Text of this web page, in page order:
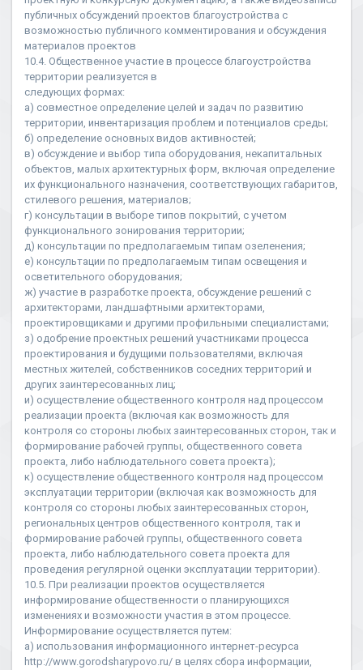
публичных обсуждений проектов благоустройства с
возможностью публичного комментирования и обсуждения
материалов проектов
10.4. Общественное участие в процессе благоустройства
территории реализуется в
следующих формах:
а) совместное определение целей и задач по развитию
территории, инвентаризация проблем и потенциалов среды;
б) определение основных видов активностей;
в) обсуждение и выбор типа оборудования, некапитальных
объектов, малых архитектурных форм, включая определение
их функционального назначения, соответствующих габаритов,
стилевого решения, материалов;
г) консультации в выборе типов покрытий, с учетом
функционального зонирования территории;
д) консультации по предполагаемым типам озеленения;
е) консультации по предполагаемым типам освещения и
осветительного оборудования;
ж) участие в разработке проекта, обсуждение решений с
архитекторами, ландшафтными архитекторами,
проектировщиками и другими профильными специалистами;
з) одобрение проектных решений участниками процесса
проектирования и будущими пользователями, включая
местных жителей, собственников соседних территорий и
других заинтересованных лиц;
и) осуществление общественного контроля над процессом
реализации проекта (включая как возможность для
контроля со стороны любых заинтересованных сторон, так и
формирование рабочей группы, общественного совета
проекта, либо наблюдательного совета проекта);
к) осуществление общественного контроля над процессом
эксплуатации территории (включая как возможность для
контроля со стороны любых заинтересованных сторон,
региональных центров общественного контроля, так и
формирование рабочей группы, общественного совета
проекта, либо наблюдательного совета проекта для
проведения регулярной оценки эксплуатации территории).
10.5. При реализации проектов осуществляется
информирование общественности о планирующихся
изменениях и возможности участия в этом процессе.
Информирование осуществляется путем:
а) использования информационного интернет-ресурса
http://www.gorodsharypovo.ru/ в целях сбора информации,